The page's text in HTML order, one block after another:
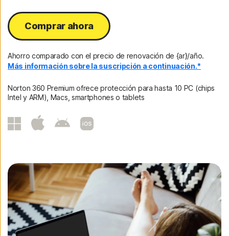
Comprar ahora
Ahorro comparado con el precio de renovación de {ar}/año.
Más información sobre la suscripción a continuación.*
Norton 360 Premium ofrece protección para hasta 10 PC (chips
Intel y ARM), Macs, smartphones o tablets